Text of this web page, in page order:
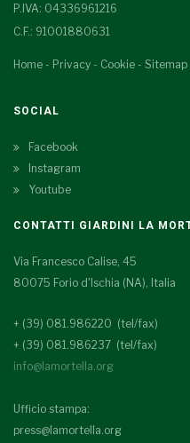
P.IVA: 04336961216
C.F.: 91001880631
Home - Privacy - Cookie - Sitemap
SOCIAL
Facebook
Instagram
Youtube
CONTATTI GIARDINI LA
Via Francesco Calise, 45
80075 Forio d'Ischia (NA), Italia
+ (39) 081.986220 (tel/fax)
+ (39) 081.986237 (tel/fax)
info@lamortella.org
Ufficio stampa:
press@lamortella.org